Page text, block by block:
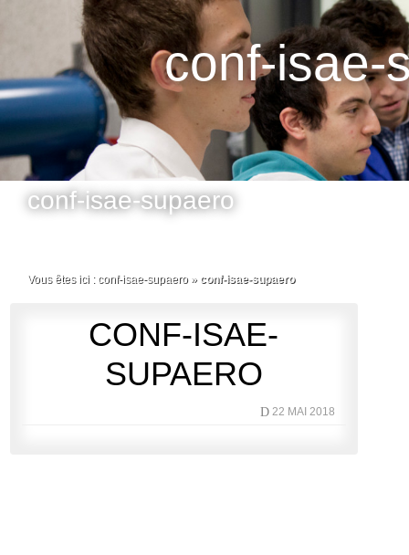
conf-isae-
conf-isae-supaero
Vous êtes ici : conf-isae-supaero» conf-isae-supaero
CONF-ISAE-
SUPAERO
D22 MAI 2018